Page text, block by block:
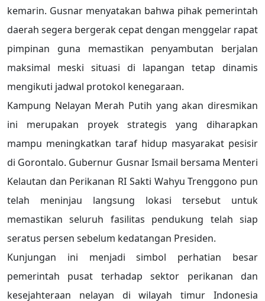
kemarin. Gusnar menyatakan bahwa pihak pemerintah
daerah segera bergerak cepat dengan menggelar rapat
pimpinan guna memastikan penyambutan berjalan
maksimal meski situasi di lapangan tetap dinamis
mengikuti jadwal protokol kenegaraan.
Kampung Nelayan Merah Putih yang akan diresmikan
ini merupakan proyek strategis yang diharapkan
mampu meningkatkan taraf hidup masyarakat pesisir
di Gorontalo. Gubernur Gusnar Ismail bersama Menteri
Kelautan dan Perikanan RI Sakti Wahyu Trenggono pun
telah meninjau langsung lokasi tersebut untuk
memastikan seluruh fasilitas pendukung telah siap
seratus persen sebelum kedatangan Presiden.
Kunjungan ini menjadi simbol perhatian besar
pemerintah pusat terhadap sektor perikanan dan
kesejahteraan nelayan di wilayah timur Indonesia